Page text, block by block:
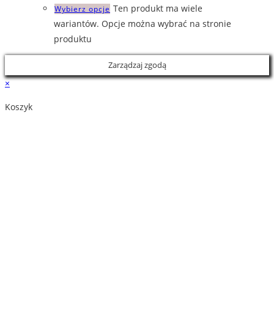
Wybierz opcje Ten produkt ma wiele
wariantów. Opcje można wybrać na stronie
produktu
Zarządzaj zgodą
×
Koszyk